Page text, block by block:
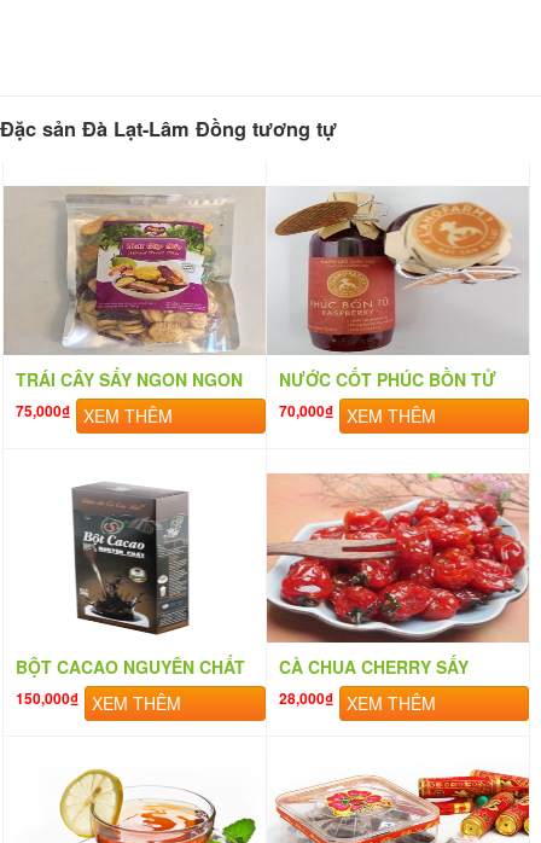
Đặc sản Đà Lạt-Lâm Đồng tương tự
TRÁI CÂY SẤY NGON NGON
75,000₫ XEM THÊM
NƯỚC CỐT PHÚC BỒN TỬ
70,000₫ XEM THÊM
BỘT CACAO NGUYÊN CHẤT
150,000₫ XEM THÊM
CÀ CHUA CHERRY SẤY
28,000₫ XEM THÊM